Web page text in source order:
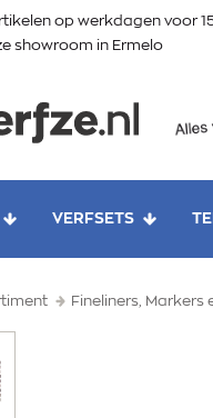
op werkdagen voor
showroom in Ermelo
VERFSETS
Fineliners, Markers